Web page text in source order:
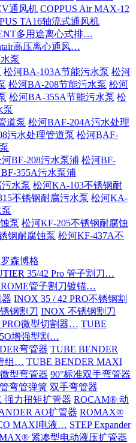
通风机 COPPUS Air MAX-12
TA16轴流式通风机
多用途离心式排…
高压离心通风…
泵
松河BA-103A节能污水泵 松河
松河BA-208节能污水泵 松河
松河BA-355A节能污水泵 松
泵
道泵 松河BAF-204A污水处理
污水处理管道泵 松河BAF-
BF-208污水泵浦 松河BF-
355A污水泵浦
水泵 松河KA-103不锈钢耐
不锈钢耐腐污水泵 松河KA-
泵 松河KF-205不锈钢耐腐蚀
钢耐腐蚀泵 松河KF-437A不
森博格
35/42 Pro 管子割刀…
管子割刀镀锚…
INOX 35 / 42 PRO不锈钢割
钢割刀 INOX 不锈钢割刀
微型切割器… TUBE
5O增强型割…
弯管器 TUBE BENDER
组… TUBE BENDER MAXI
型弯管器 90°标准双手弯管器
弯管弹簧 双手弯管器
强力扭矩扩管器 ROCAM® 动
AO扩管器 ROMAX®
MAXI电液… STEP Expander
紧凑型电动液压扩管器